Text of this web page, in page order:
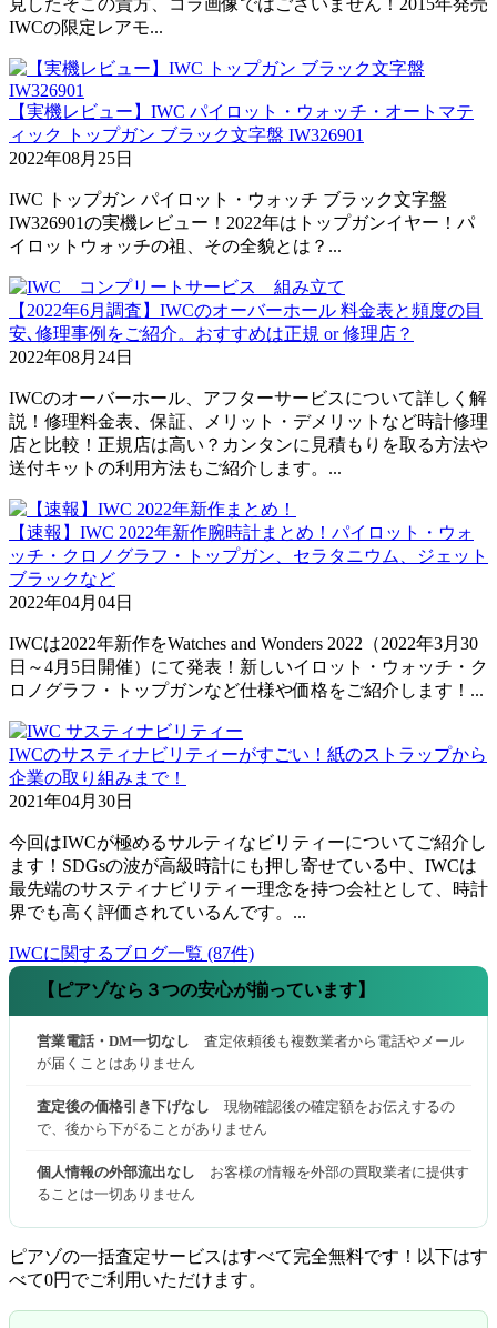
見したそこの貴方、コラ画像ではございません！2015年発売
IWCの限定レアモ...
【実機レビュー】IWC パイロット・ウォッチ・オートマテ
ィック トップガン ブラック文字盤 IW326901
2022年08月25日
IWC トップガン パイロット・ウォッチ ブラック文字盤
IW326901の実機レビュー！2022年はトップガンイヤー！パ
イロットウォッチの祖、その全貌とは？...
【2022年6月調査】IWCのオーバーホール 料金表と頻度の目
安､修理事例をご紹介。おすすめは正規 or 修理店？
2022年08月24日
IWCのオーバーホール、アフターサービスについて詳しく解
説！修理料金表、保証、メリット・デメリットなど時計修理
店と比較！正規店は高い？カンタンに見積もりを取る方法や
送付キットの利用方法もご紹介します。...
【速報】IWC 2022年新作腕時計まとめ！パイロット・ウォ
ッチ・クロノグラフ・トップガン、セラタニウム、ジェット
ブラックなど
2022年04月04日
IWCは2022年新作をWatches and Wonders 2022（2022年3月30
日～4月5日開催）にて発表！新しいイロット・ウォッチ・ク
ロノグラフ・トップガンなど仕様や価格をご紹介します！...
IWCのサスティナビリティーがすごい！紙のストラップから
企業の取り組みまで！
2021年04月30日
今回はIWCが極めるサルティなビリティーについてご紹介し
ます！SDGsの波が高級時計にも押し寄せている中、IWCは
最先端のサスティナビリティー理念を持つ会社として、時計
界でも高く評価されているんです。...
IWCに関するブログ一覧 (87件)
【ピアゾなら３つの安心が揃っています】
営業電話・DM一切なし 査定依頼後も複数業者から電話やメール
が届くことはありません
査定後の価格引き下げなし 現物確認後の確定額をお伝えするの
で、後から下がることがありません
個人情報の外部流出なし お客様の情報を外部の買取業者に提供す
ることは一切ありません
ピアゾの一括査定サービスはすべて完全無料です！以下はす
べて0円でご利用いただけます。